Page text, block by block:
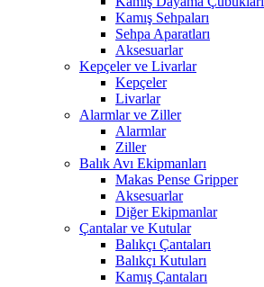
Kamış Sehpaları
Sehpa Aparatları
Aksesuarlar
Kepçeler ve Livarlar
Kepçeler
Livarlar
Alarmlar ve Ziller
Alarmlar
Ziller
Balık Avı Ekipmanları
Makas Pense Gripper
Aksesuarlar
Diğer Ekipmanlar
Çantalar ve Kutular
Balıkçı Çantaları
Balıkçı Kutuları
Kamış Çantaları